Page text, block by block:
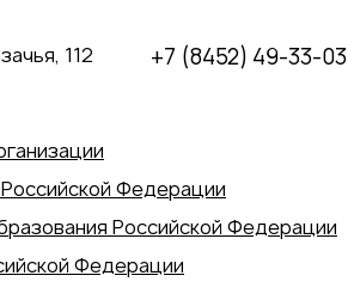
112
+7 (8452) 49-33-03
Федерации
Российской Федерации
Федерации